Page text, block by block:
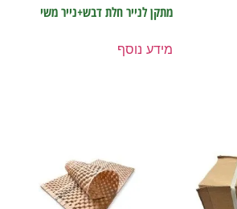
מתקן לנייר חלת דבש+נייר משי
מידע נוסף